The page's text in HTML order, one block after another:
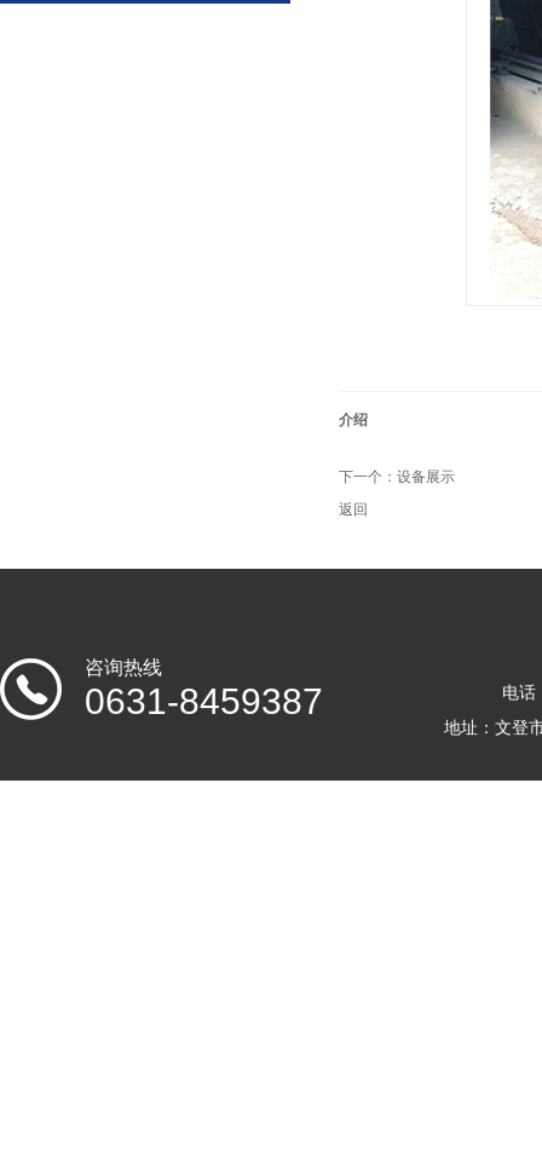
介绍
下一个： 设备展示
返回
咨询热线
0631-8459387
电
地址：文登